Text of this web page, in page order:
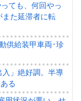
ても、何回やっ
た延滞者に転
供給装甲車両･珍
入」絶好調。半導
る